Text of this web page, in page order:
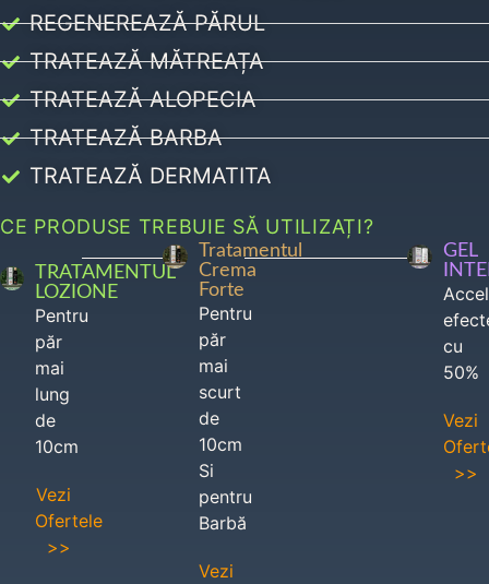
REGENEREAZĂ PĂRUL
TRATEAZĂ MĂTREAȚA
TRATEAZĂ ALOPECIA
TRATEAZĂ BARBA
TRATEAZĂ DERMATITA
CE PRODUSE TREBUIE SĂ UTILIZAȚI?
TRATAMENTUL
LOZIONE
Pentru
păr
mai
lung
de
10cm
Vezi
Ofertele
>>
Tratamentul
Crema
Forte
Pentru
păr
mai
scurt
de
10cm
Si
pentru
Barbă
Vezi
GEL
cu
50%
Vezi
>>